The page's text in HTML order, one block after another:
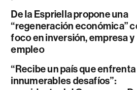
De la Espriella propone una
“regeneración económica”
foco en inversión, empresa y
empleo
“Recibe un país que enfrenta
innumerables desafíos”: